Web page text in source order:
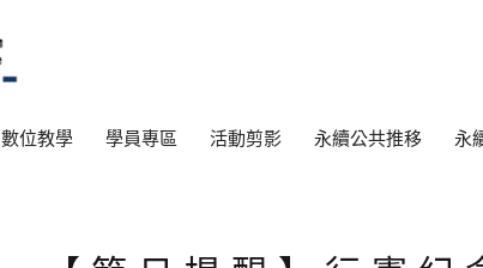
數位教學 學員專區 活動剪影 永續公共推移 永